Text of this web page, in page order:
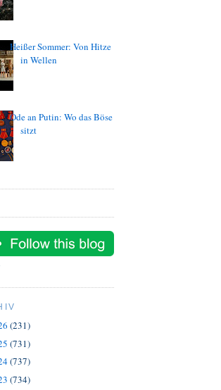
Heißer Sommer: Von Hitze
in Wellen
Ode an Putin: Wo das Böse
sitzt
(231)
(731)
(737)
(734)